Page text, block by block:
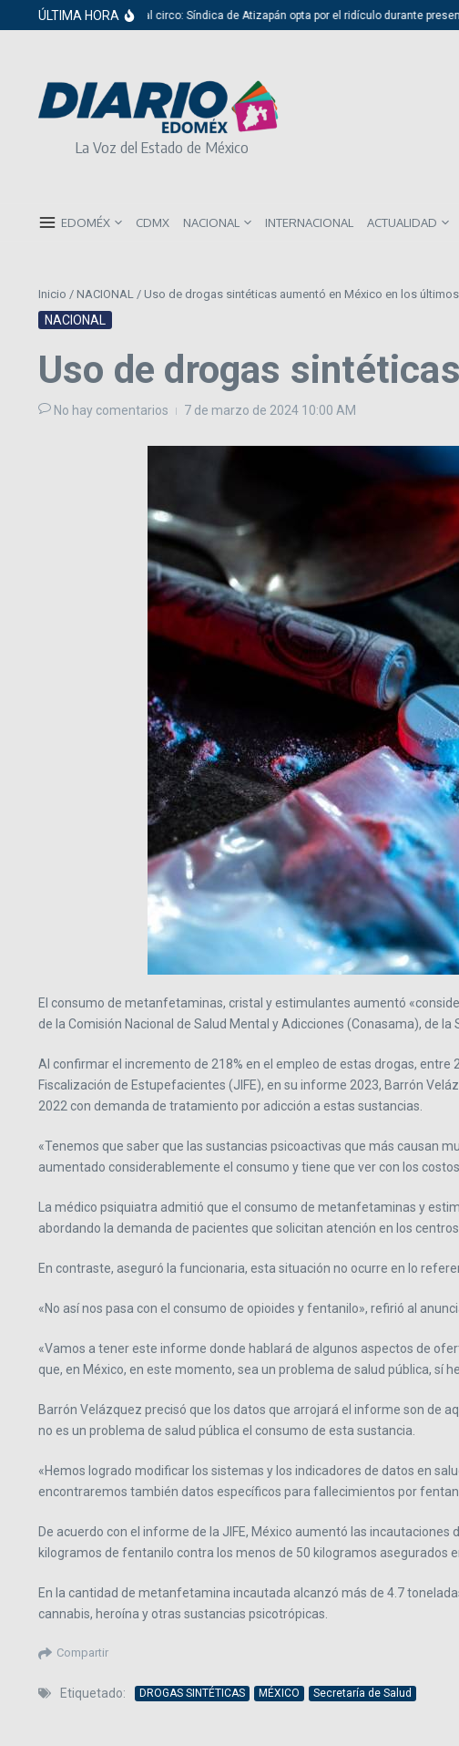
Saltar al contenido
ÚLTIMA HORA
Del cabildo al circo: Síndica de Atizapán opta por el ridículo durante
La Voz del Estado de México
EDOMÉX CDMX NACIONAL INTERNACIONAL ACTUALIDAD
Inicio / NACIONAL / Uso de drogas sintéticas aumentó en México en los
NACIONAL
Uso de drogas
No hay comentarios 7 de marzo de 2024 10:00 AM
El consumo de metanfetaminas, cristal y estimulantes aumentó
de la Comisión Nacional de Salud Mental y Adicciones (Conasama), de
Al confirmar el incremento de 218% en el empleo de estas drogas,
Fiscalización de Estupefacientes (JIFE), en su informe 2023, Barrón
2022 con demanda de tratamiento por adicción a estas sustancias.
«Tenemos que saber que las sustancias psicoactivas que más causan
aumentado considerablemente el consumo y tiene que ver con los
La médico psiquiatra admitió que el consumo de metanfetaminas y
abordando la demanda de pacientes que solicitan atención en los
En contraste, aseguró la funcionaria, esta situación no ocurre en lo
«No así nos pasa con el consumo de opioides y fentanilo», refirió al
«Vamos a tener este informe donde hablará de algunos aspectos de
que, en México, en este momento, sea un problema de salud pública, sí
Barrón Velázquez precisó que los datos que arrojará el informe son de
no es un problema de salud pública el consumo de esta sustancia.
«Hemos logrado modificar los sistemas y los indicadores de datos en
encontraremos también datos específicos para fallecimientos por
De acuerdo con el informe de la JIFE, México aumentó las
kilogramos de fentanilo contra los menos de 50 kilogramos asegurados
En la cantidad de metanfetamina incautada alcanzó más de 4.7
cannabis, heroína y otras sustancias psicotrópicas.
Compartir
Etiquetado: DROGAS SINTÉTICAS MÉXICO Secretaría de Salud